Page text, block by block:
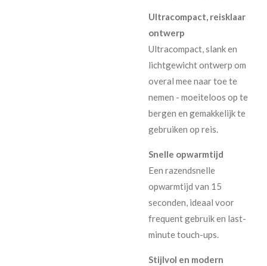
Ultracompact, reisklaar
ontwerp
Ultracompact, slank en
lichtgewicht ontwerp om
overal mee naar toe te
nemen - moeiteloos op te
bergen en gemakkelijk te
gebruiken op reis.
Snelle opwarmtijd
Een razendsnelle
opwarmtijd van 15
seconden, ideaal voor
frequent gebruik en last-
minute touch-ups.
Stijlvol en modern